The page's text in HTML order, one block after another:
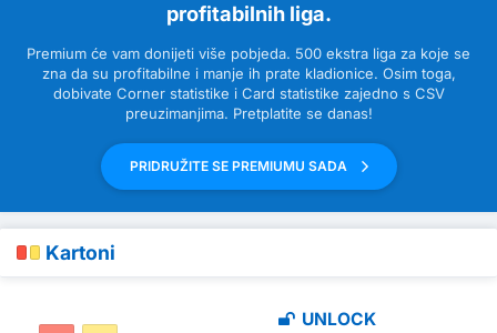
profitabilnih liga.
Premium će vam donijeti više pobjeda. 500 ekstra liga za koje se
zna da su profitabilne i manje ih prate kladionice. Osim toga,
dobivate Corner statistike i Card statistike zajedno s CSV
preuzimanjima. Pretplatite se danas!
PRIDRUŽITE SE PREMIUMU SADA
Kartoni
UNLOCK